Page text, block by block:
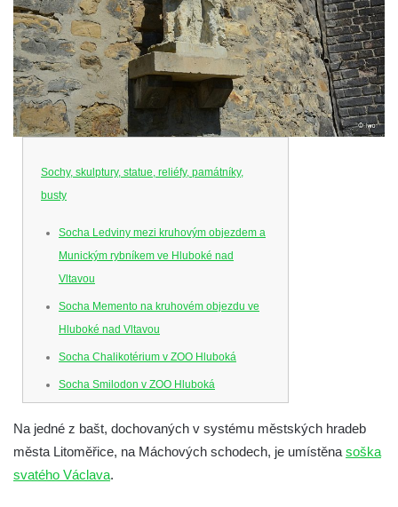
Sochy, skulptury, statue, reliéfy, památníky,
busty
Socha Ledviny mezi kruhovým objezdem a
Munickým rybníkem ve Hluboké nad
Vltavou
Socha Memento na kruhovém objezdu ve
Hluboké nad Vltavou
Socha Chalikotérium v ZOO Hluboká
Socha Smilodon v ZOO Hluboká
Socha Koroun bezzubý v ZOO Hluboká
Na jedné z bašt, dochovaných v systému městských hradeb
města Litoměřice, na Máchových schodech, je umístěna soška
svatého Václava.